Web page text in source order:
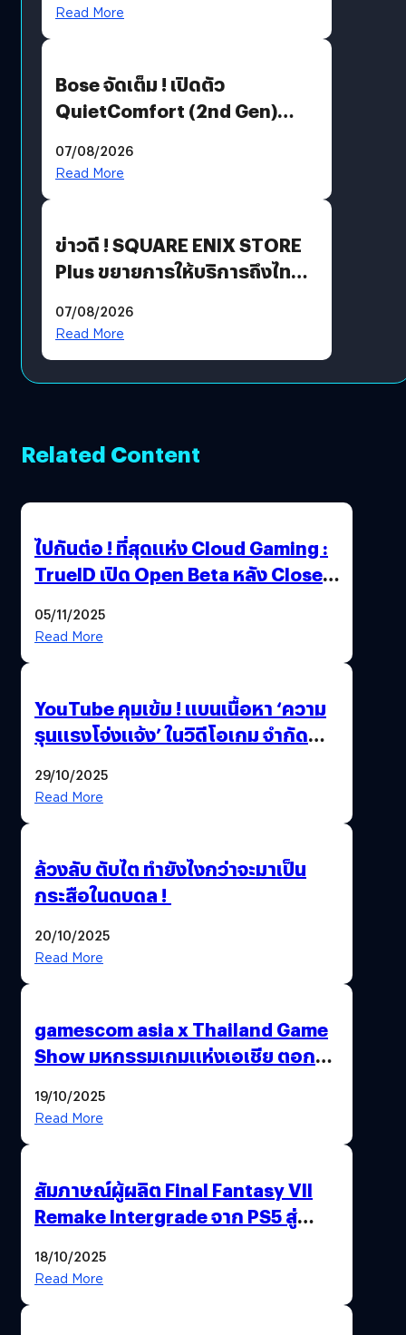
Read More
Bose จัดเต็ม ! เปิดตัว
QuietComfort (2nd Gen)
07/08/2026
Read More
ข่าวดี ! SQUARE ENIX STORE
Plus ขยายการให้บริการถึงไทย
โดยตรง
07/08/2026
Read More
Related Content
ไปกันต่อ ! ที่สุดแห่ง Cloud Gaming :
TrueID เปิด Open Beta หลัง Close
Thailand Game Show 2025 ทะลุ 15
05/11/2025
Read More
YouTube คุมเข้ม ! แบนเนื้อหา ‘ความ
รุนแรงโจ่งแจ้ง’ ในวิดีโอเกม จำกัด
29/10/2025
Read More
ล้วงลับ ตับไต ทำยังไงกว่าจะมาเป็น
กระสือในดบดล !
20/10/2025
Read More
gamescom asia x Thailand Game
Show มหกรรมเกมแห่งเอเชีย ตอกย้ำ
พาณิชย์ร่วมชูความสำเร็จ
19/10/2025
Read More
สัมภาษณ์ผู้ผลิต Final Fantasy VII
Remake Intergrade จาก PS5 สู่
18/10/2025
Read More